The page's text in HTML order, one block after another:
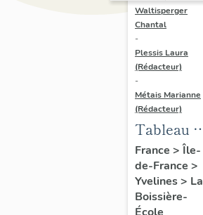
Waltisperger
Chantal
-
Plessis Laura
(Rédacteur)
-
Métais Marianne
(Rédacteur)
Tableau :
banquet
avec la
famille
Hériot,
France > Île-
de-France >
Yvelines> La
Boissière-